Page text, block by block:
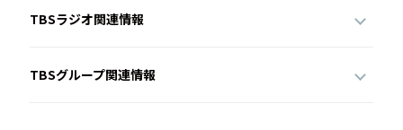
TBSラジオ関連情報
TBSグループ関連情報